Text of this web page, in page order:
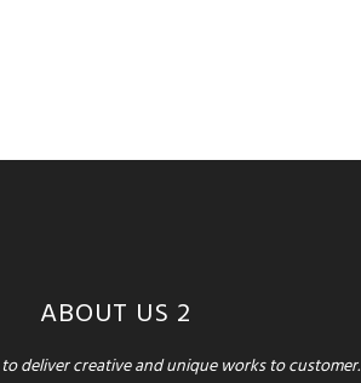
ABOUT US 2
deliver creative and unique works to customer.